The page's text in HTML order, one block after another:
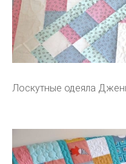
Лоскутные одеяла